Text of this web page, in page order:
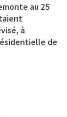
au 25
à
de